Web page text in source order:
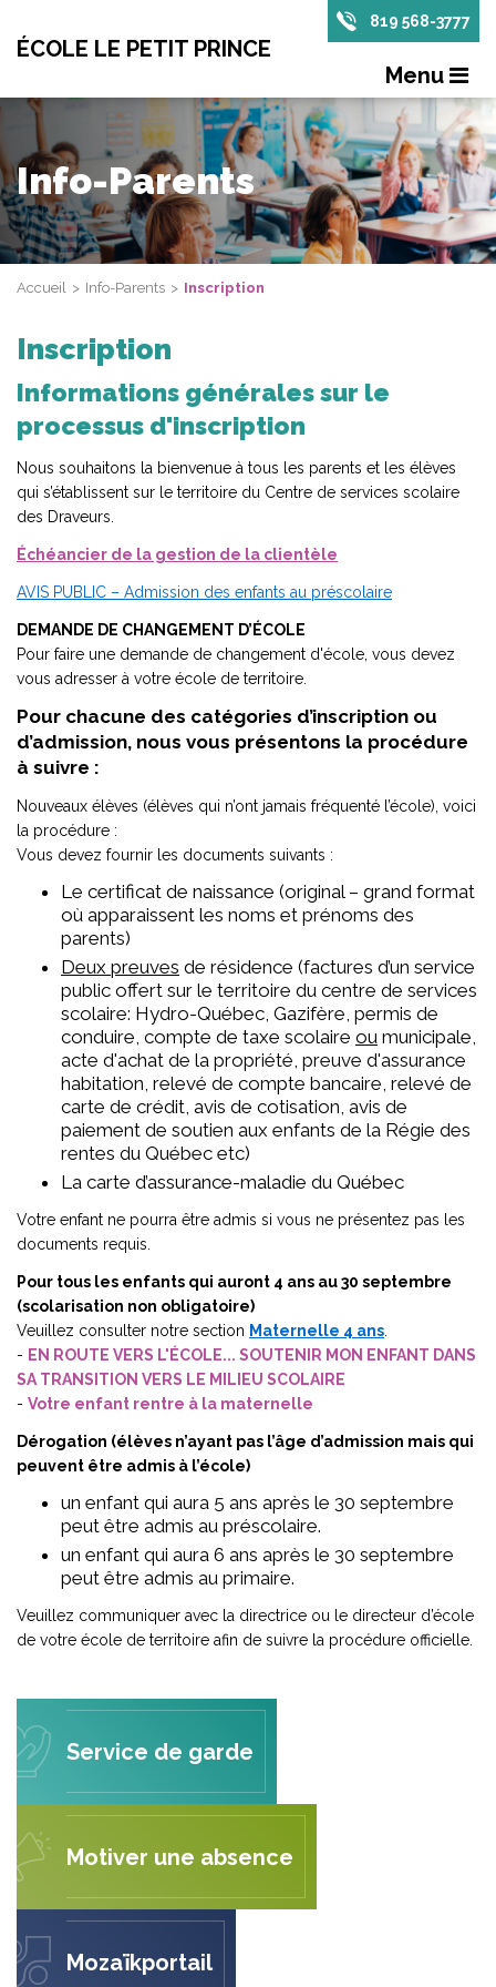
ÉCOLE LE PETIT PRINCE
819 568-3777
Menu
Info-Parents
Accueil Info-Parents Inscription
Inscription
Informations générales sur le
processus d'inscription
Nous souhaitons la bienvenue à tous les parents et les élèves
qui s’établissent sur le territoire du Centre de services scolaire
des Draveurs.
Échéancier de la gestion de la clientèle
AVIS PUBLIC – Admission des enfants au préscolaire
DEMANDE DE CHANGEMENT D’ÉCOLE
Pour faire une demande de changement d'école, vous devez
vous adresser à votre école de territoire.
Pour chacune des catégories d’inscription ou
d’admission, nous vous présentons la procédure
à suivre :
Nouveaux élèves (élèves qui n’ont jamais fréquenté l’école), voici
la procédure :
Vous devez fournir les documents suivants :
Le certificat de naissance (original – grand format
où apparaissent les noms et prénoms des
parents)
Deux preuves de résidence (factures d’un service
public offert sur le territoire du centre de services
scolaire: Hydro-Québec, Gazifère, permis de
conduire, compte de taxe scolaire ou municipale,
acte d'achat de la propriété, preuve d'assurance
habitation, relevé de compte bancaire, relevé de
carte de crédit, avis de cotisation, avis de
paiement de soutien aux enfants de la Régie des
rentes du Québec etc)
La carte d’assurance-maladie du Québec
Votre enfant ne pourra être admis si vous ne présentez pas les
documents requis.
Pour tous les enfants qui auront 4 ans au 30 septembre
(scolarisation non obligatoire)
Veuillez consulter notre section Maternelle 4 ans
- EN ROUTE VERS L'ÉCOLE... SOUTENIR MON ENFANT DANS
SA TRANSITION VERS LE MILIEU SCOLAIRE
- Votre enfant rentre à la maternelle
Dérogation (élèves n’ayant pas l’âge d’admission mais qui
peuvent être admis à l’école)
un enfant qui aura 5 ans après le 30 septembre
peut être admis au préscolaire.
un enfant qui aura 6 ans après le 30 septembre
peut être admis au primaire.
Veuillez communiquer avec la directrice ou le directeur d’école
de votre école de territoire afin de suivre la procédure officielle.
Service de garde
Motiver une absence
Mozaïkportail